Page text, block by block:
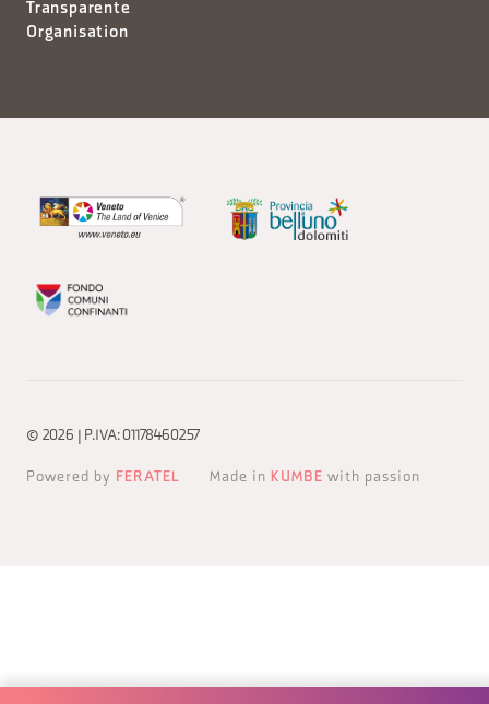
Transparente
Organisation
© 2026 | P.IVA: 01178460257
Powered by FERATEL Made in KUMBE with passion